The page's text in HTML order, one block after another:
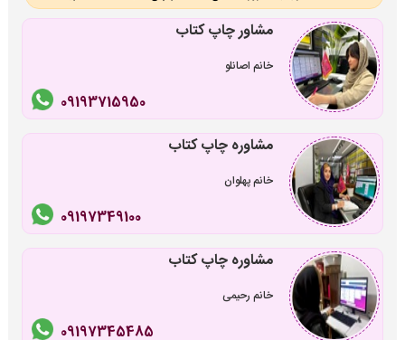
مشاور چاپ کتاب
خانم اصانلو
09193715950
مشاوره چاپ کتاب
خانم پهلوان
09197349100
مشاوره چاپ کتاب
خانم رحیمی
09197345485